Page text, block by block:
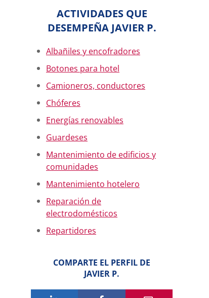
ACTIVIDADES QUE
DESEMPEÑA JAVIER P.
Albañiles y encofradores
Botones para hotel
Camioneros, conductores
Chóferes
Energías renovables
Guardeses
Mantenimiento de edificios y
comunidades
Mantenimiento hotelero
Reparación de
electrodomésticos
Repartidores
COMPARTE EL PERFIL DE
JAVIER P.